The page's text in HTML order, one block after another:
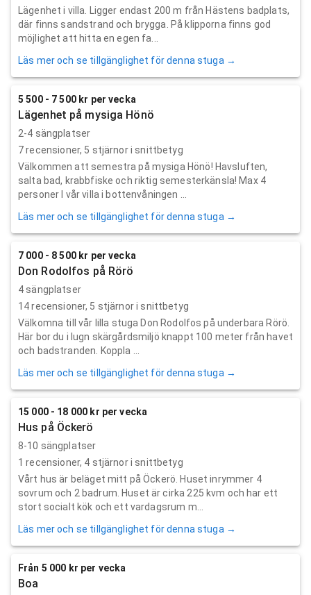
Lägenhet i villa. Ligger endast 200 m från Hästens badplats,
där finns sandstrand och brygga. På klipporna finns god
möjlighet att hitta en egen fa...
Läs mer och se tillgänglighet för denna stuga →
5 500 - 7 500 kr per vecka
Lägenhet på mysiga Hönö
2-4 sängplatser
7recensioner, 5 stjärnor i snittbetyg
Välkommen att semestra på mysiga Hönö! Havsluften,
salta bad, krabbfiske och riktig semesterkänsla! Max 4
personer I vår villa i bottenvåningen ...
Läs mer och se tillgänglighet för denna stuga →
7 000 - 8 500 kr per vecka
Don Rodolfos på Rörö
4 sängplatser
14recensioner, 5 stjärnor i snittbetyg
Välkomna till vår lilla stuga Don Rodolfos på underbara Rörö.
Här bor du i lugn skärgårdsmiljö knappt 100 meter från havet
och badstranden. Koppla ...
Läs mer och se tillgänglighet för denna stuga →
15 000 - 18 000 kr per vecka
Hus på Öckerö
8-10 sängplatser
1 recensioner, 4 stjärnor i snittbetyg
Vårt hus är beläget mitt på Öckerö. Huset inrymmer 4
sovrum och 2 badrum. Huset är cirka 225 kvm och har ett
stort socialt kök och ett vardagsrum m...
Läs mer och se tillgänglighet för denna stuga →
Från 5 000 kr per vecka
Boa